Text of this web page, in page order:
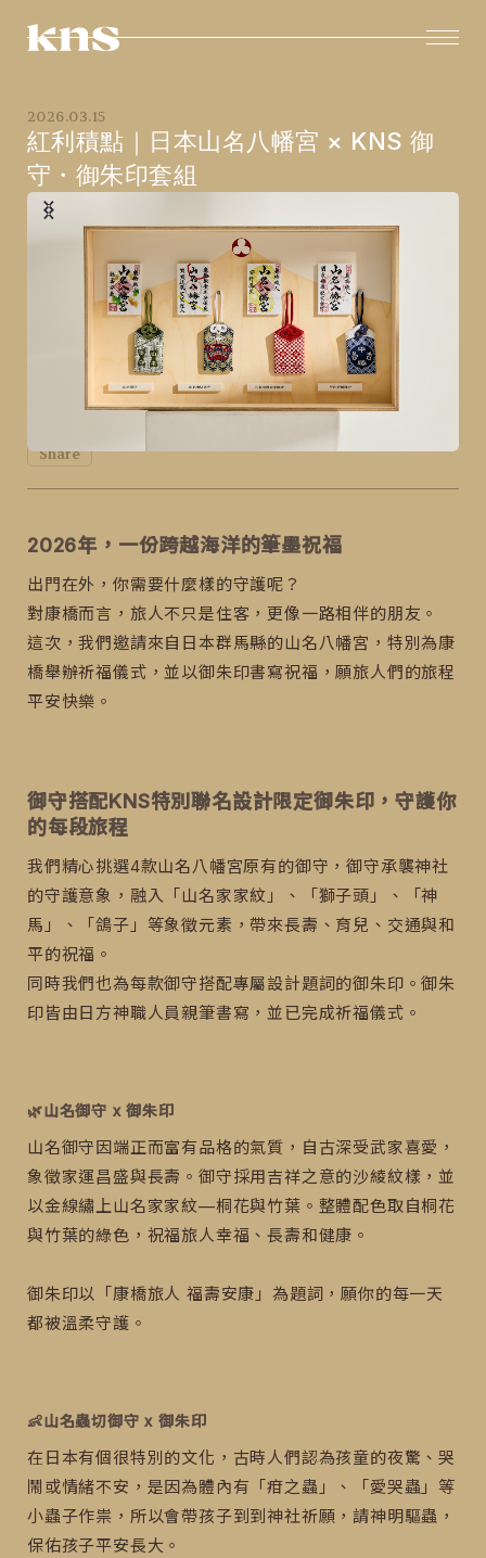
紅利積點｜日本山名八幡宮 × KNS 御
守・御朱印套組
2026.03.15
Share
2026年，一份跨越海洋的筆墨祝福
出門在外，你需要什麼樣的守護呢？
對康橋而言，旅人不只是住客，更像一路相伴的朋友。
這次，我們邀請來自日本群馬縣的山名八幡宮，特別為康
橋舉辦祈福儀式，並以御朱印書寫祝福，願旅人們的旅程
平安快樂。
御守搭配KNS特別聯名設計限定御朱印，守護你
的每段旅程
我們精心挑選4款山名八幡宮原有的御守，御守承襲神社
的守護意象，融入「山名家家紋」、「獅子頭」、「神
馬」、「鴿子」等象徵元素，帶來長壽、育兒、交通與和
平的祝福。
同時我們也為每款御守搭配專屬設計題詞的御朱印。御朱
印皆由日方神職人員親筆書寫，並已完成祈福儀式。
🌿山名御守 x 御朱印
山名御守因端正而富有品格的氣質，自古深受武家喜愛，
象徵家運昌盛與長壽。御守採用吉祥之意的沙綾紋樣，並
以金線繡上山名家家紋—桐花與竹葉。整體配色取自桐花
與竹葉的綠色，祝福旅人幸福、長壽和健康。
御朱印以「康橋旅人 福壽安康」為題詞，願你的每一天
都被溫柔守護。
👶山名蟲切御守 x 御朱印
在日本有個很特別的文化，古時人們認為孩童的夜驚、哭
鬧或情緒不安，是因為體內有「疳之蟲」、「愛哭蟲」等
小蟲子作祟，所以會帶孩子到到神社祈願，請神明驅蟲，
保佑孩子平安長大。